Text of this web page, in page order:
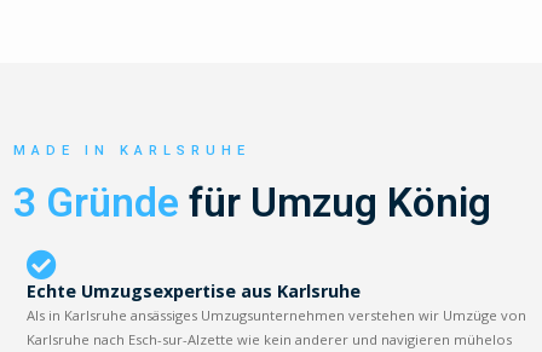
MADE IN KARLSRUHE
3 Gründe für Umzug König
Echte Umzugsexpertise aus Karlsruhe
Als in Karlsruhe ansässiges Umzugsunternehmen verstehen wir Umzüge von
Karlsruhe nach Esch-sur-Alzette wie kein anderer und navigieren mühelos